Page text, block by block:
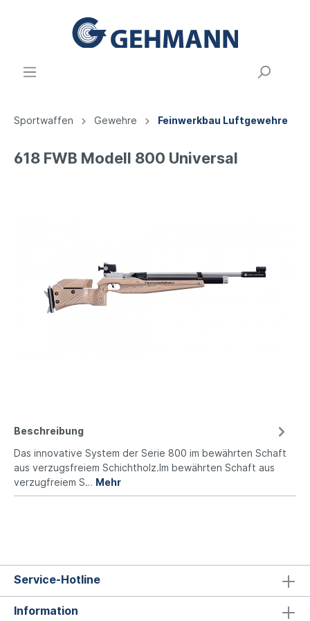
Sportwaffen Gewehre Feinwerkbau Luftgewehre
618 FWB Modell 800 Universal
Beschreibung
Das innovative System der Serie 800 im bewährten Schaft
aus verzugsfreiem Schichtholz.Im bewährten Schaft aus
verzugfreiem S… Mehr
Service-Hotline
Information